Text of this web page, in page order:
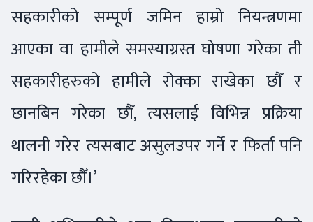
सहकारीको सम्पूर्ण जमिन हाम्रो नियन्त्रणमा
आएका वा हामीले समस्याग्रस्त घोषणा गरेका ती
सहकारीहरुको हामीले रोक्का राखेका छौँ र
छानबिन गरेका छौँ, त्यसलाई विभिन्न प्रक्रिया
थालनी गरेर त्यसबाट असुलउपर गर्ने र फिर्ता पनि
गरिरहेका छौँ।’